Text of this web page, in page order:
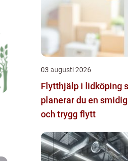
03 augusti 2026
Flytthjälp i lidköping så
planerar du en smidig
och trygg flytt